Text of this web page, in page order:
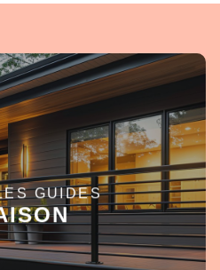
GUIDES
SAVOIR +